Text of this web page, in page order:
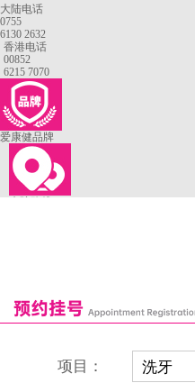
大陆电话
0755
6130 2632
香港电话
00852
6215 7070
爱康健品牌
恒乐口腔诊所
富港口腔诊所
项目：